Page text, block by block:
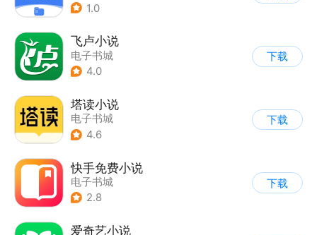
1.0
飞卢小说
电子书城
4.0
下载
塔读小说
电子书城
4.6
下载
快手免费小说
电子书城
2.8
下载
爱奇艺小说